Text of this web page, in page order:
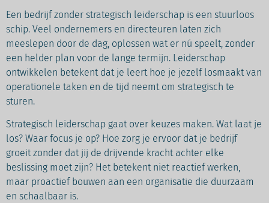
Een bedrijf zonder strategisch leiderschap is een stuurloos
schip. Veel ondernemers en directeuren laten zich
meeslepen door de dag, oplossen wat er nú speelt, zonder
een helder plan voor de lange termijn. Leiderschap
ontwikkelen betekent dat je leert hoe je jezelf losmaakt van
operationele taken en de tijd neemt om strategisch te
sturen.
Strategisch leiderschap gaat over keuzes maken. Wat laat je
los? Waar focus je op? Hoe zorg je ervoor dat je bedrijf
groeit zonder dat jij de drijvende kracht achter elke
beslissing moet zijn? Het betekent niet reactief werken,
maar proactief bouwen aan een organisatie die duurzaam
en schaalbaar is.